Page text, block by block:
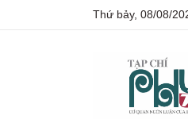
Thứ bảy, 08/08/